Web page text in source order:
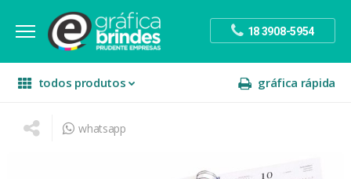
18 3908-5954
todos produtos gráfica rápida
escritório
presente
whatsapp